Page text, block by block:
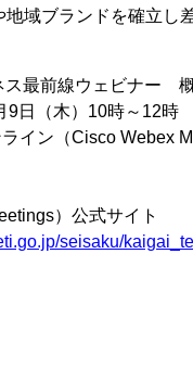
地域ブランドを確立し
最前線ウェビナー
日（木）10時～12時
ン（Cisco Webex
）公式サイト
seisaku/